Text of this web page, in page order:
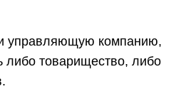
управляющую компанию,
либо товарищество, либо